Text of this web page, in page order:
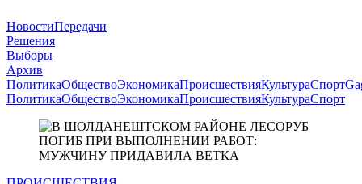
НовостиПередачи
Решения
Выборы
Архив
ПолитикаОбществоЭкономикаПроисшествияКультураСпорт
ПолитикаОбществоЭкономикаПроисшествияКультураСпорт